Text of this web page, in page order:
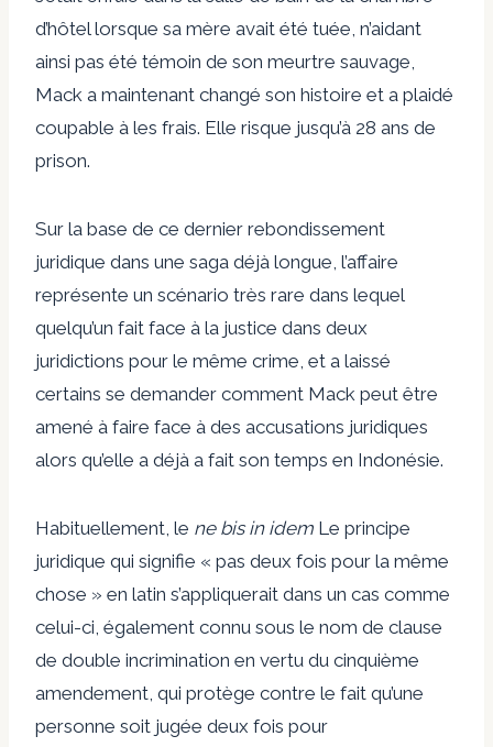
d’hôtel lorsque sa mère avait été tuée, n’aidant
ainsi pas été témoin de son meurtre sauvage,
Mack a maintenant changé son histoire et a plaidé
coupable à les frais. Elle risque jusqu’à 28 ans de
prison.
Sur la base de ce dernier rebondissement
juridique dans une saga déjà longue, l’affaire
représente un scénario très rare dans lequel
quelqu’un fait face à la justice dans deux
juridictions pour le même crime, et a laissé
certains se demander comment Mack peut être
amené à faire face à des accusations juridiques
alors qu’elle a déjà a fait son temps en Indonésie.
Habituellement, le ne bis in idem Le principe
juridique qui signifie « pas deux fois pour la même
chose » en latin s’appliquerait dans un cas comme
celui-ci, également connu sous le nom de clause
de double incrimination en vertu du cinquième
amendement, qui protège contre le fait qu’une
personne soit jugée deux fois pour